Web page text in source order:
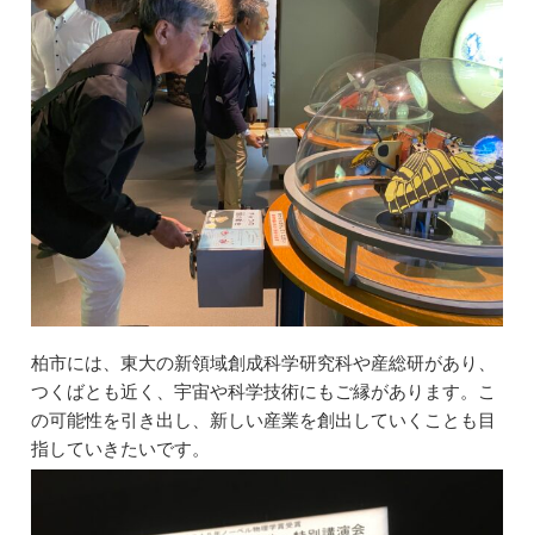
柏市には、東大の新領域創成科学研究科や産総研があり、
つくばとも近く、宇宙や科学技術にもご縁があります。こ
の可能性を引き出し、新しい産業を創出していくことも目
指していきたいです。